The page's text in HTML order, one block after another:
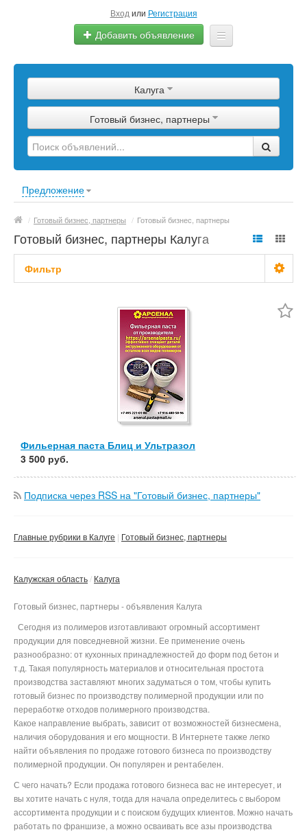
Вход или Регистрация
Добавить объявление
Сырье
Изделия
Оборудование
Калуга
Готовый бизнес, партнеры
Предложение
/ Готовый бизнес, партнеры / Готовый бизнес, партнеры
Готовый бизнес, партнеры Калуга
Фильтр
Применить Сбросить фильтр
Фильерная паста Блиц и Ультразол
3 500 руб.
Подписка через RSS на "Готовый бизнес, партнеры"
Главные рубрики в Калуге Готовый бизнес, партнеры
Калужская область Калуга
Готовый бизнес, партнеры - объявления Калуга
Сегодня из полимеров изготавливают огромный ассортимент
продукции для повседневной жизни. Ее применение очень
разнообразно: от кухонных принадлежностей до форм под бетон и
т.д. Такая популярность материалов и относительная простота
производства заставляют многих задуматься о том, чтобы купить
готовый бизнес по производству полимерной продукции или по
переработке отходов полимерного производства.
Какое направление выбрать, зависит от возможностей бизнесмена,
наличия оборудования и его мощности. В Интернете также легко
найти объявления по продаже готового бизнеса по производству
полимерной продукции. Он популярен и рентабелен.
С чего начать? Если продажа готового бизнеса вас не интересует, и
вы хотите начать с нуля, тогда для начала определитесь с выбором
ассортимента продукции и с поиском будущих клиентов. Можно начать
работать по франшизе, а можно осваивать все азы производства